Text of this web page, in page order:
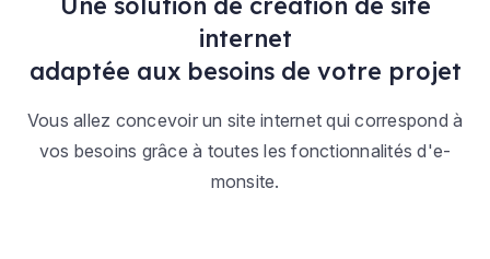
internet
adaptée aux besoins de votre projet
Vous allez concevoir un site internet qui correspond à
vos besoins grâce à toutes les fonctionnalités d'e-
monsite.